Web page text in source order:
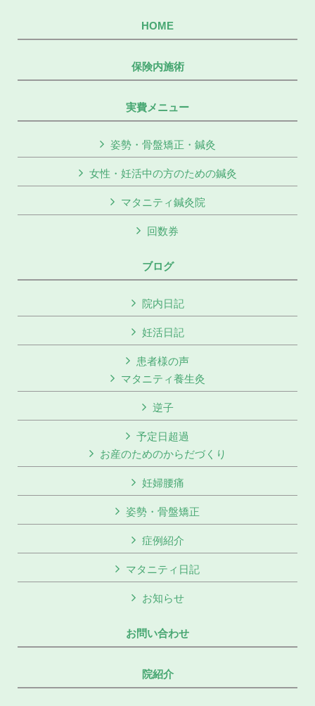
HOME
保険内施術
実費メニュー
姿勢・骨盤矯正・鍼灸
女性・妊活中の方のための鍼灸
マタニティ鍼灸院
回数券
ブログ
院内日記
妊活日記
患者様の声
マタニティ養生灸
逆子
予定日超過
お産のためのからだづくり
妊婦腰痛
姿勢・骨盤矯正
症例紹介
マタニティ日記
お知らせ
お問い合わせ
院紹介